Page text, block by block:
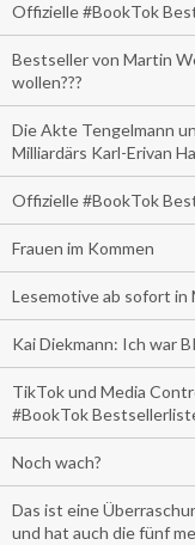
Offizielle #BookTok
Bestseller von Martin
wollen???
Die Akte Tengelmann
Milliardärs Karl-Erivan
Offizielle #BookTok
Frauen im Kommen
Lesemotive ab sofort in
Kai Diekmann: Ich war
TikTok und Media
#BookTok
Noch wach?
Das ist eine
und hat auch die fünf